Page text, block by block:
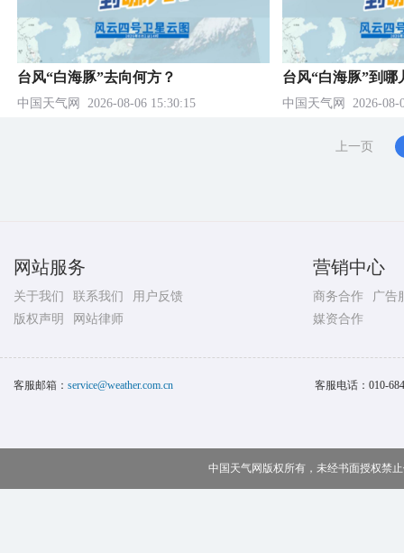
台风“白海豚”去向何方？
中国天气网 2026-08-06 15:30:15
台风“白海豚”到哪
中国天气网 2026-08-
上一页
网站服务
关于我们 联系我们
用户反馈
版权声明
网站律师
营销中心
商务合作
广告
媒资合作
客服邮箱： service@weather.com.cn 客服电话： 010-
中国天气网版权所有，未经书面授权